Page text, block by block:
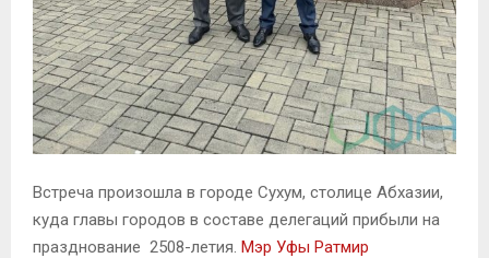
Встреча произошла в городе Сухум, столице Абхазии,
куда главы городов в составе делегаций прибыли на
празднование 2508-летия. Мэр Уфы Ратмир